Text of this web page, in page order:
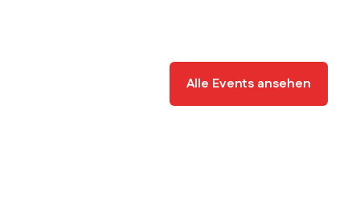
Alle Events ansehen